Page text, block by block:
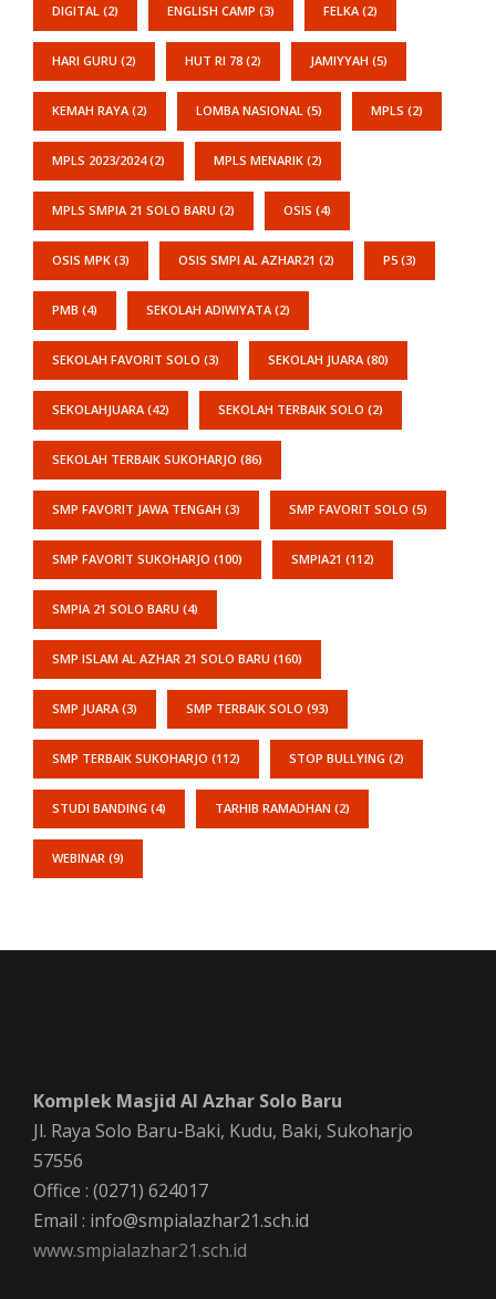
DIGITAL (2) ENGLISH CAMP (3) FELKA (2)
HARI GURU (2) HUT RI 78 (2) JAMIYYAH (5)
KEMAH RAYA (2) LOMBA NASIONAL (5) MPLS (2)
MPLS 2023/2024(2) MPLS MENARIK (2)
MPLS SMPIA 21 SOLO BARU (2) OSIS (4)
OSIS MPK (3) OSIS SMPI AL AZHAR21 (2) P5 (3)
PMB (4) SEKOLAH ADIWIYATA (2)
SEKOLAH FAVORIT SOLO (3) SEKOLAH JUARA (80)
SEKOLAHJUARA (42) SEKOLAH TERBAIK SOLO (2)
SEKOLAH TERBAIK SUKOHARJO (86)
SMP FAVORIT JAWA TENGAH (3) SMP FAVORIT SOLO (5)
SMP FAVORIT SUKOHARJO (100) SMPIA21 (112)
SMPIA 21 SOLO BARU (4)
SMP ISLAM AL AZHAR 21 SOLO BARU (160)
SMP JUARA (3) SMP TERBAIK SOLO (93)
SMP TERBAIK SUKOHARJO (112) STOP BULLYING (2)
STUDI BANDING (4) TARHIB RAMADHAN (2)
WEBINAR (9)
Komplek Masjid Al Azhar Solo Baru
Jl. Raya Solo Baru-Baki, Kudu, Baki, Sukoharjo
57556
Office : (0271) 624017
Email : info@smpialazhar21.sch.id
www.smpialazhar21.sch.id